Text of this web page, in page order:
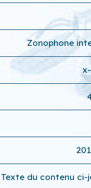
Zonophone
Texte du contenu